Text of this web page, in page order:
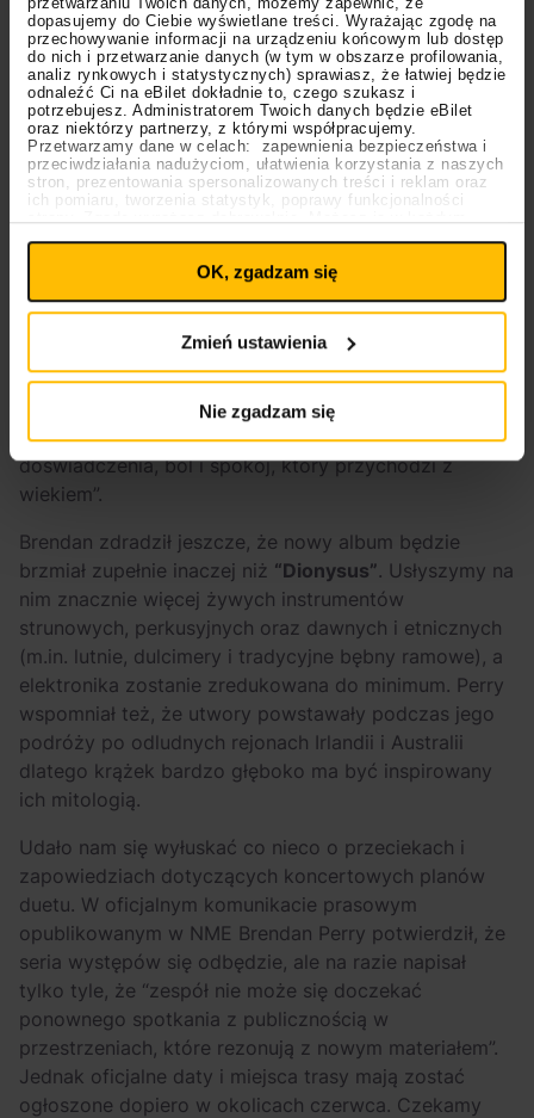
dopasujemy do Ciebie wyświetlane treści. Wyrażając zgodę na
przechowywanie informacji na urządzeniu końcowym lub dostęp
do nich i przetwarzanie danych (w tym w obszarze profilowania,
analiz rynkowych i statystycznych) sprawiasz, że łatwiej będzie
odnaleźć Ci na eBilet dokładnie to, czego szukasz i
potrzebujesz. Administratorem Twoich danych będzie eBilet
oraz niektórzy partnerzy, z którymi współpracujemy.
Przetwarzamy dane w celach: zapewnienia bezpieczeństwa i
przeciwdziałania nadużyciom, ułatwienia korzystania z naszych
stron, prezentowania spersonalizowanych treści i reklam oraz
ich pomiaru, tworzenia statystyk, poprawy funkcjonalności
plików cookies
wpływa na legalność uprzedniego przetwarzania.
Polityka plików cookies
OK, zgadzam się
Zmień ustawienia
Nie zgadzam się
Sami artyści w swoich najświeższych wypowiedziach
dla The Wire oraz australijskiego radia ABC mówili
m.in. że powrót do wspólnego grania był naturalną
konsekwencją “pustki, jaką poczuli w świecie
zdominowanym przez algorytmy”.
– Poczułem, że muzyka straciła swój rytualny
charakter. Chcieliśmy z Lisą przywrócić słuchaczom
poczucie sacrum, coś, co pozwala na moment
zatrzymać czas – stwierdził Brendan Perry.
Z kolei Lisa Gerrard opisała proces nagrywania “Our
Day Will Come” jako “ponowne spotkanie dwóch
starych dusz przy ognisku” dodała, że zdaje sobie
sprawę, że ich głosy po latach przerwy brzmią
inaczej, ale z drugiej strony “są bogatsze o
doświadczenia, ból i spokój, który przychodzi z
wiekiem”.
Brendan zdradził jeszcze, że nowy album będzie
brzmiał zupełnie inaczej niż “Dionysus”. Usłyszymy na
nim znacznie więcej żywych instrumentów
strunowych, perkusyjnych oraz dawnych i etnicznych
(m.in. lutnie, dulcimery i tradycyjne bębny ramowe), a
elektronika zostanie zredukowana do minimum. Perry
wspomniał też, że utwory powstawały podczas jego
podróży po odludnych rejonach Irlandii i Australii
dlatego krążek bardzo głęboko ma być inspirowany
ich mitologią.
Udało nam się wyłuskać co nieco o przeciekach i
zapowiedziach dotyczących koncertowych planów
duetu. W oficjalnym komunikacie prasowym
opublikowanym w NME Brendan Perry potwierdził, że
seria występów się odbędzie, ale na razie napisał
tylko tyle, że “zespół nie może się doczekać
ponownego spotkania z publicznością w
przestrzeniach, które rezonują z nowym materiałem”.
Jednak oficjalne daty i miejsca trasy mają zostać
ogłoszone dopiero w okolicach czerwca. Czekamy